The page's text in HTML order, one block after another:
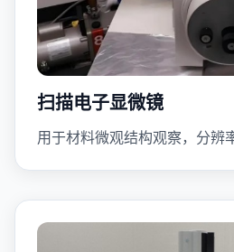
扫描电子显微镜
用于材料微观结构观察，分辨